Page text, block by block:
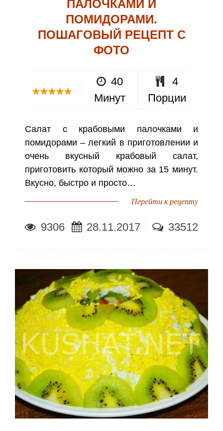
ПАЛОЧКАМИ И
ПОМИДОРАМИ.
ПОШАГОВЫЙ РЕЦЕПТ С
ФОТО
40
Минут
4
Порции
Салат с крабовыми палочками и
помидорами – легкий в приготовлении и
очень вкусный крабовый салат,
приготовить который можно за 15 минут.
Вкусно, быстро и просто…
Перейти к рецепту
9306 28.11.2017 33512